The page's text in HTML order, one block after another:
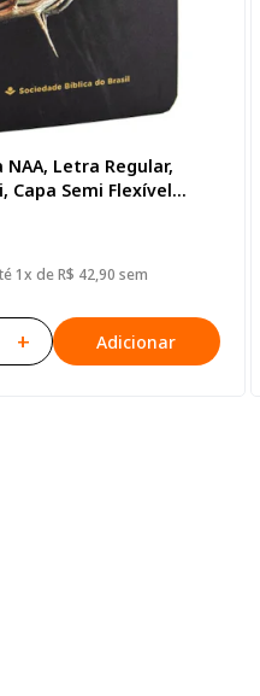
NAA, Letra Regular,
Capa Semi Flexível
1x de R$ 42,90 sem
+ Adicionar